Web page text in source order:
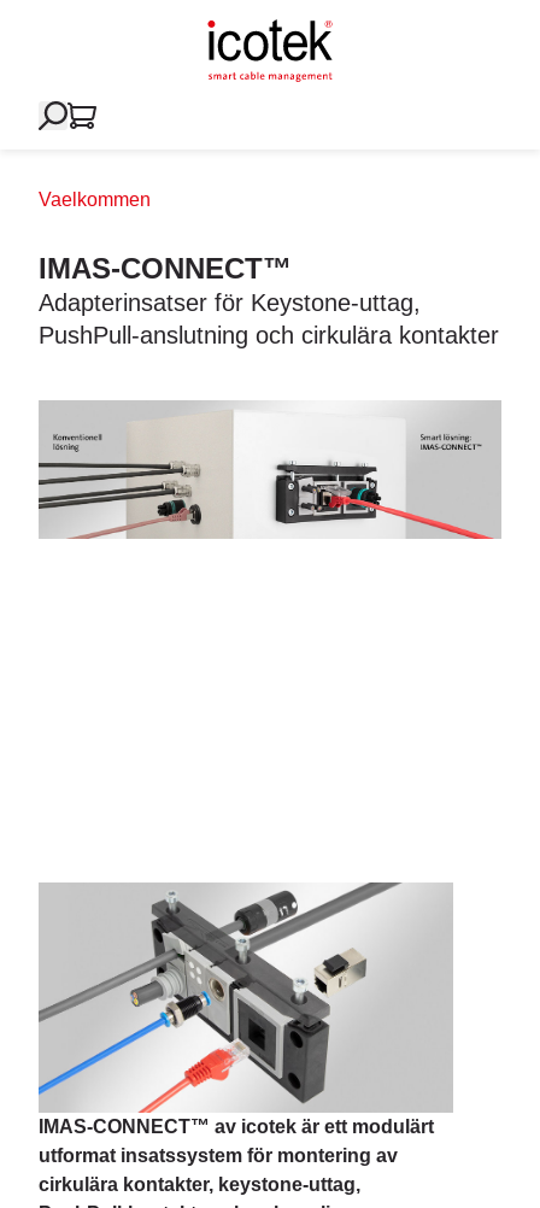
Vaelkommen
IMAS-CONNECT™
Adapterinsatser för Keystone-uttag,
PushPull-anslutning och cirkulära kontakter
IMAS-CONNECT™ av icotek är ett modulärt
utformat insatssystem för montering av
cirkulära kontakter, keystone-uttag,